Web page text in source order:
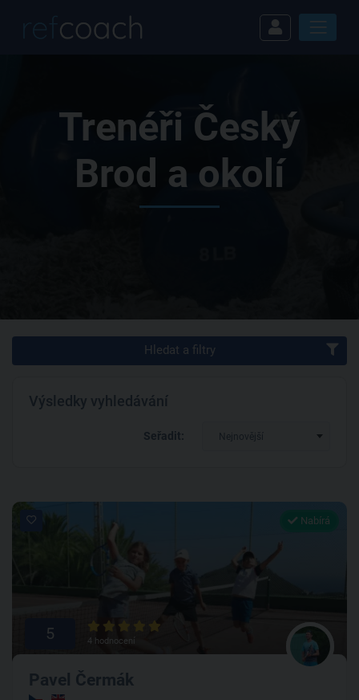
Trenéři Český
Brod a okolí
Hledat a filtry
Výsledky vyhledávání
Seřadit: Nejnovější
Nabírá
5 4 hodnocení
Pavel Čermák